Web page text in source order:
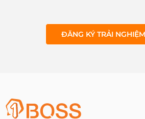
ĐĂNG KÝ TRẢI